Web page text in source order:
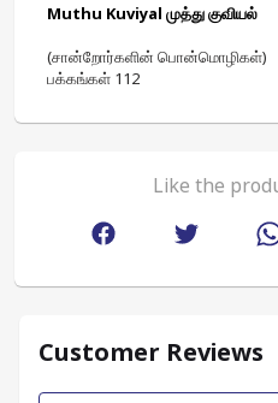
Muthu Kuviyal முத்து குவியல்
(சான்றோர்களின் பொன்மொழிகள்)
பக்கங்கள் 112
Like the
Customer Reviews